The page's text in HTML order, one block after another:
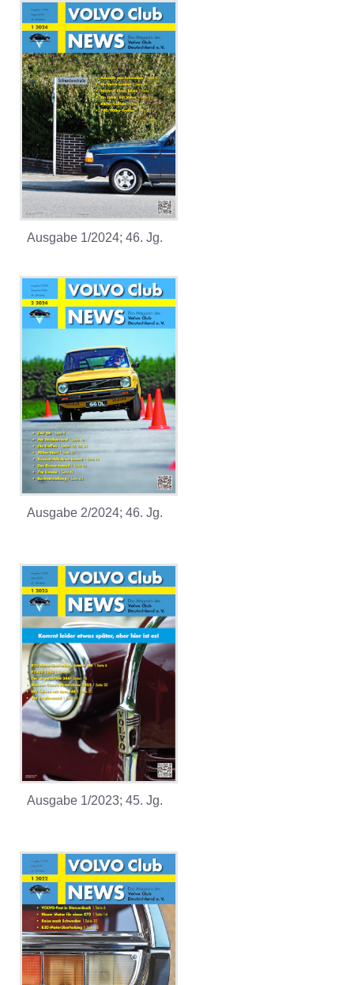
Ausgabe 1/2024; 46. Jg.
Ausgabe 2/2024; 46. Jg.
Ausgabe 1/2023; 45. Jg.